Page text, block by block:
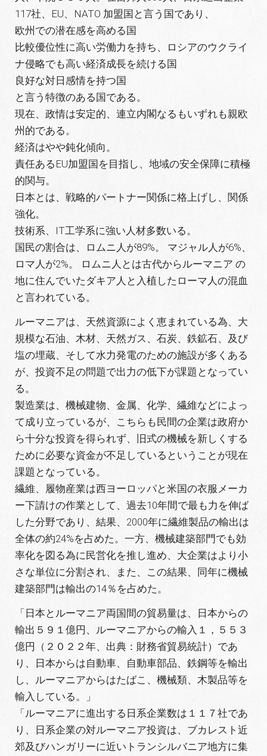
117社、EU、NATO 加盟国と言う国であり、
欧州での潜在感を高める国
比較優位性に高い労働力を持ち、ロシアのウクライ
ナ侵略でも高い経済成長を続ける国
良好な対日感情を持つ国
と言う特徴のある国である。
現在、政情は安定的、連立内閣なるもいずれも親欧
州的である。
経済はやや鈍化傾向。
責任あるEU加盟国を目指し、地域の安全保障に積極
的関与。
日本とは、戦略的パートナー関係に格上げし、関係
強化。
技術系、IT工学系に強い人材多数いる。
国民の割合は、ロムニ人が89%。 マジャル人が6%、
ロマ人が2%。 ロムニ人とは古代からルーマニア の
地に住んでいたダキア人と入植したローマ人の混血
と言われている。
ルーマニアは、天然資源によく恵まれている為、大
規模な石油、木材、天然ガス、石炭、鉄鉱石、及び
塩の埋蔵、そして水力発電のための施設が多くある
が、投資不足の問題で出力の低下が課題となってい
る。
製造業は、機械建物、金属、化学、繊維などによっ
て成り立っているが、こちらも民間の企業は政府か
ら十分な投資を得られず、旧式の機械を新しくする
ために必要な資金が不足しているということが現在
課題となっている。
繊維、履物産業は西ヨーロッパと米国の衣服メーカ
ー下請けの作業として、過去10年間で最も力を伸ば
した分野であり、結果、2000年に繊維製品の輸出は
全体の約24%を占めた。一方、機械建築部門でも効
率化を図る為に民営化を推し進め、大企業はより小
さな単位に分割され、また、この結果、同年に機械
建築部門は輸出の14％を占めた。
「日本とルーマニア両国間の貿易量は、日本からの
輸出５９１億円、ルーマニアからの輸入１，５５３
億円（２０２２年、出典：財務省貿易統計）であ
り、日本からは自動車、自動車部品、鉄鋼等を輸出
し、ルーマニアからはたばこ、機械類、木製品等を
輸入している。」
「ルーマニアに進出する日系企業数は１１７社であ
り、日系企業の対ルーマニア投資は、ブカレスト近
郊及びハンガリーに近いトランシルバニア地方に集